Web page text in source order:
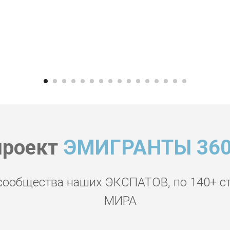
ЭМИГРАНТЫ
наших ЭКСПАТОВ, по 140+
МИРА